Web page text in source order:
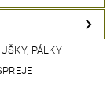
PÁLKY